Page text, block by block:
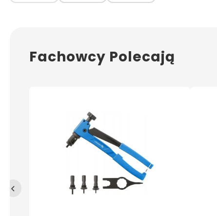
Fachowcy Polecają